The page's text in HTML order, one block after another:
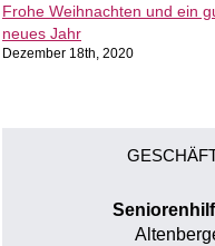
Frohe Weihnachten und ein
neues Jahr
Dezember 18th, 2020